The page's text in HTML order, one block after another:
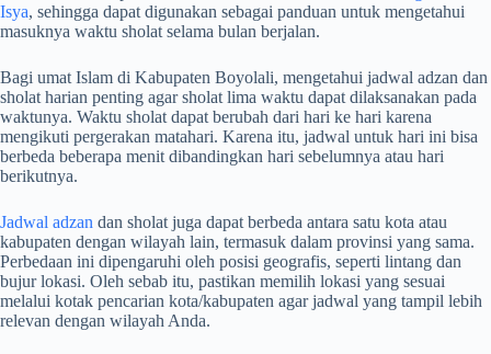
Isya, sehingga dapat digunakan sebagai panduan untuk mengetahui
masuknya waktu sholat selama bulan berjalan.
Bagi umat Islam di Kabupaten Boyolali, mengetahui jadwal adzan dan
sholat harian penting agar sholat lima waktu dapat dilaksanakan pada
waktunya. Waktu sholat dapat berubah dari hari ke hari karena
mengikuti pergerakan matahari. Karena itu, jadwal untuk hari ini bisa
berbeda beberapa menit dibandingkan hari sebelumnya atau hari
berikutnya.
Jadwal adzan dan sholat juga dapat berbeda antara satu kota atau
kabupaten dengan wilayah lain, termasuk dalam provinsi yang sama.
Perbedaan ini dipengaruhi oleh posisi geografis, seperti lintang dan
bujur lokasi. Oleh sebab itu, pastikan memilih lokasi yang sesuai
melalui kotak pencarian kota/kabupaten agar jadwal yang tampil lebih
relevan dengan wilayah Anda.